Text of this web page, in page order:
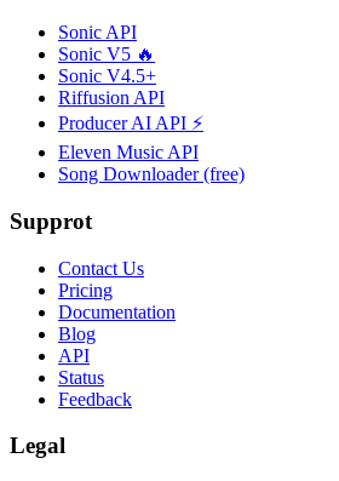
Sonic API
Sonic V5 🔥
Sonic V4.5+
Riffusion API
Producer AI API ⚡
Eleven Music API
Song Downloader (free)
Supprot
Contact Us
Pricing
Documentation
Blog
API
Status
Feedback
Legal